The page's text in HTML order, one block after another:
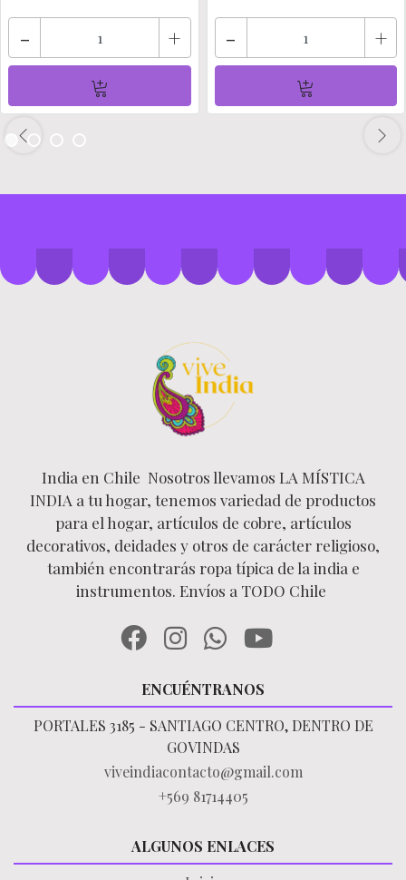
- + - +
India en Chile Nosotros llevamos LA MÍSTICA
INDIA a tu hogar, tenemos variedad de productos
para el hogar, artículos de cobre, artículos
decorativos, deidades y otros de carácter religioso,
también encontrarás ropa típica de la india e
instrumentos. Envíos a TODO Chile
ENCUÉNTRANOS
PORTALES 3185 - SANTIAGO CENTRO, DENTRO DE
GOVINDAS
viveindiacontacto@gmail.com
+569 81714405
ALGUNOS ENLACES